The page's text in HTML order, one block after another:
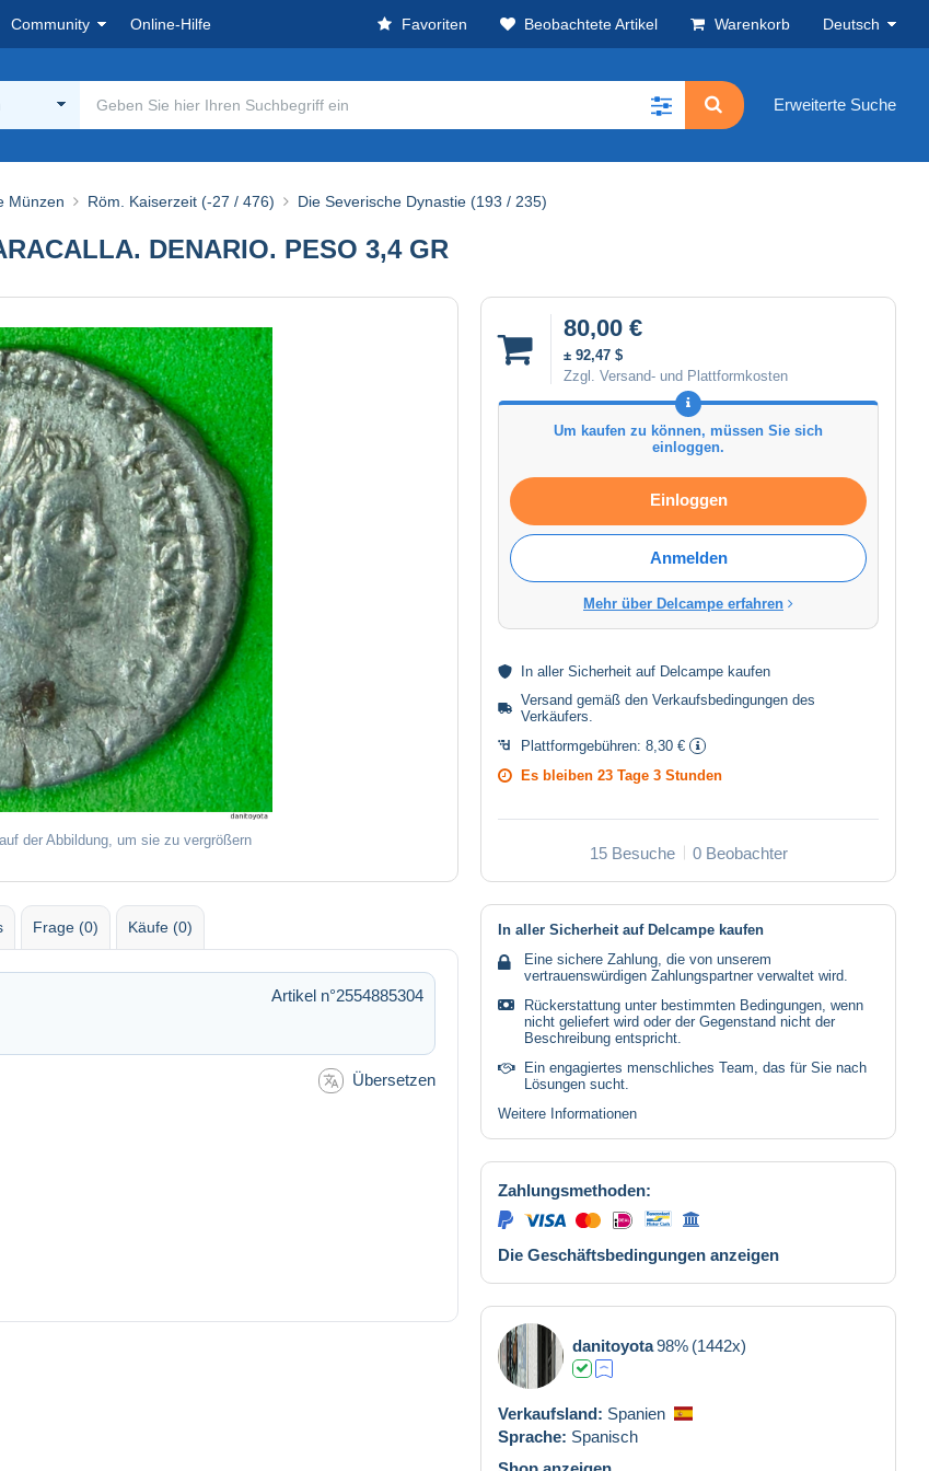
Community Online-Hilfe Favoriten Beobachtete Artikel Warenkorb Deutsch
Erweiterte Suche
Münzen Röm. Kaiserzeit (-27 / 476) Die Severische Dynastie (193 / 235)
DENARIO. PESO 3,4 GR
der Abbildung, um sie zu vergrößern
80,00 €
± 92,47 $
Zzgl. Versand- und Plattformkosten
Um kaufen zu können, müssen Sie sich
einloggen.
Einloggen
Anmelden
Mehr über Delcampe erfahren
In aller Sicherheit auf Delcampe kaufen
Versand gemäß den Verkaufsbedingungen des
Verkäufers
Plattformgebühren: 8,30 €
Es bleiben 23 Tage 3 Stunden
15 Besuche 0 Beobachter
Frage (0) Käufe (0)
Artikel n°2554885304
Übersetzen
In aller Sicherheit auf Delcampe kaufen
Eine sichere Zahlung, die von unserem
vertrauenswürdigen Zahlungspartner verwaltet wird.
Rückerstattung unter bestimmten Bedingungen, wenn
nicht geliefert wird oder der Gegenstand nicht der
Beschreibung entspricht.
Ein engagiertes menschliches Team, das für Sie nach
Lösungen sucht.
Weitere Informationen
Zahlungsmethoden:
Die Geschäftsbedingungen anzeigen
danitoyota98% (1442x)
Verkaufsland: Spanien
Sprache: Spanisch